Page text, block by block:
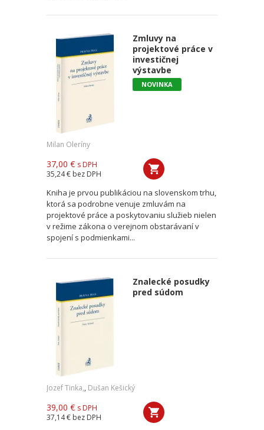
Zmluvy na
projektové práce v
investičnej
výstavbe
NOVINKA
Milan Oleríny
37,00 € s DPH
35,24 € bez DPH
Kniha je prvou publikáciou na slovenskom trhu,
ktorá sa podrobne venuje zmluvám na
projektové práce a poskytovaniu služieb nielen
v režime zákona o verejnom obstarávaní v
spojení s podmienkami...
Znalecké posudky
pred súdom
Jozef Tinka,, Dušan Kešický
39,00 € s DPH
37,14 € bez DPH